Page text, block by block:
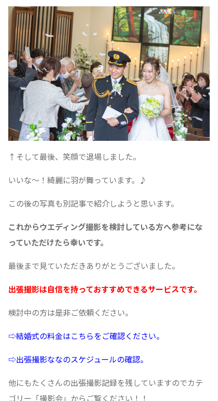
↑そして最後、笑顔で退場しました。
いいな〜！綺麗に羽が舞っています。♪
この後の写真も別記事で紹介しようと思います。
これからウエディング撮影を検討している方へ参考にな
っていただけたら幸いです。
最後まで見ていただきありがとうございました。
出張撮影は自信を持っておすすめできるサービスです。
検討中の方は是非ご依頼ください。
⇨結婚式の料金はこちらをご確認ください。
⇨出張撮影ななのスケジュールの確認。
他にもたくさんの出張撮影記録を残していますのでカテ
ゴリー「撮影会」からご覧ください！！